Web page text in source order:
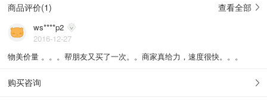
商品评价(1) 查看全部
ws****p2
2016-12-27
物美价量 。。。帮朋友又买了一次。。商家真给力，速度很快。。。
购买咨询